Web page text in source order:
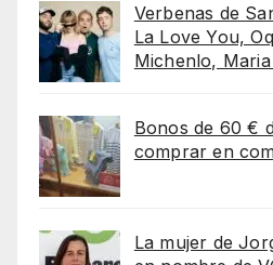
Verbenas de
La Love You,
Michenlo,
Bonos de 60 €
comprar en
La mujer de